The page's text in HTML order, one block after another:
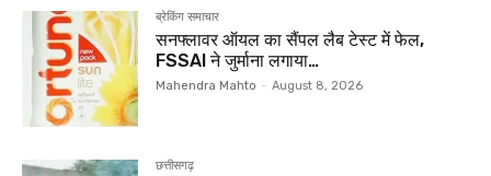
ब्रेकिंग समाचार
सनफ्लावर ऑयल का सैंपल लैब टेस्ट में फेल,
FSSAI ने जुर्माना लगाया…
Mahendra Mahto - August 8, 2026
छत्तीसगढ़